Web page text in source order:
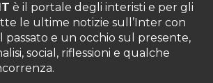
è il portale degli interisti e per gli
le ultime notizie sull’Inter con
passato e un occhio sul presente,
social, riflessioni e qualche